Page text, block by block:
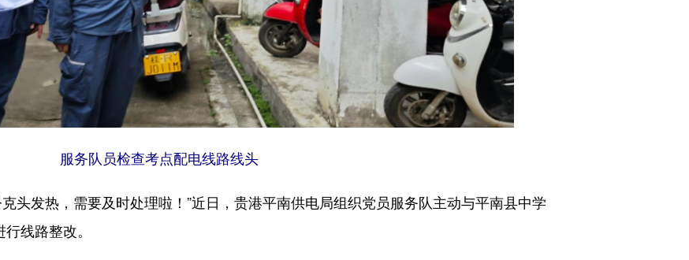
服务队员检查考点配电线路线头
发热，需要及时处理啦！”近日，贵港平南供电局组织党员服务队主动与平南县中学
线路整改。